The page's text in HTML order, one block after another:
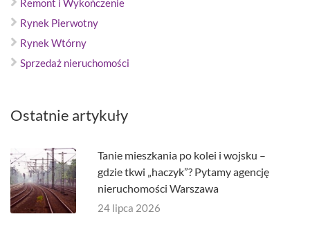
Remont i Wykończenie
Rynek Pierwotny
Rynek Wtórny
Sprzedaż nieruchomości
Ostatnie artykuły
Tanie mieszkania po kolei i wojsku –
gdzie tkwi „haczyk”? Pytamy agencję
nieruchomości Warszawa
24 lipca 2026